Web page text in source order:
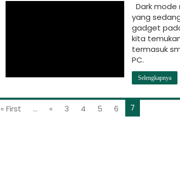
Dark
yang
gadget
kita
termasuk
PC.
Selengkapnya
« First ... « 3 4 5 6 7